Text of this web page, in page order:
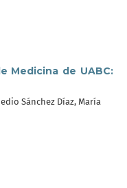
Medicina de UABC:
Sánchez Díaz, María